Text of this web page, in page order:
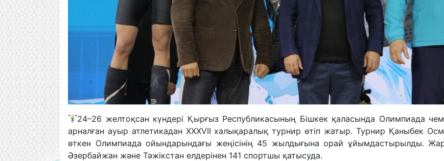
24–26 желтоқсан күндері Қырғыз Республикасының Бішкек қаласында Олимпиада
арналған ауыр атлетикадан XXXVII халықаралық турнир өтіп жатыр. Турнир Қаныбек
өткен Олимпиада ойындарындағы жеңісінің 45 жылдығына орай ұйымдастырылды.
Әзербайжан және Тәжікстан елдерінен 141 спортшы қатысуда.